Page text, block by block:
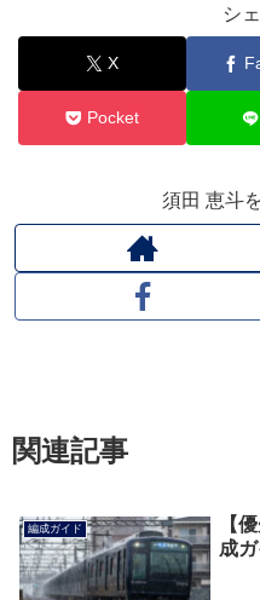
シ
X
Pocket
須田 恵斗
関連記事
編成ガイド
【
成